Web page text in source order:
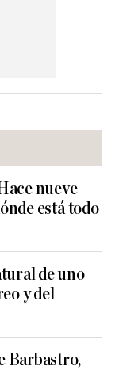
nueve
está todo
de uno
y del
Barbastro,